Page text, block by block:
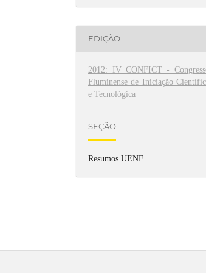
EDIÇÃO
2012: IV CONFICT -
Fluminense de Iniciação
e Tecnológica
SEÇÃO
Resumos UENF